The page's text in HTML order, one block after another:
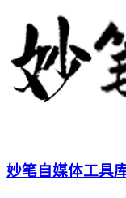
妙笔自媒体工具